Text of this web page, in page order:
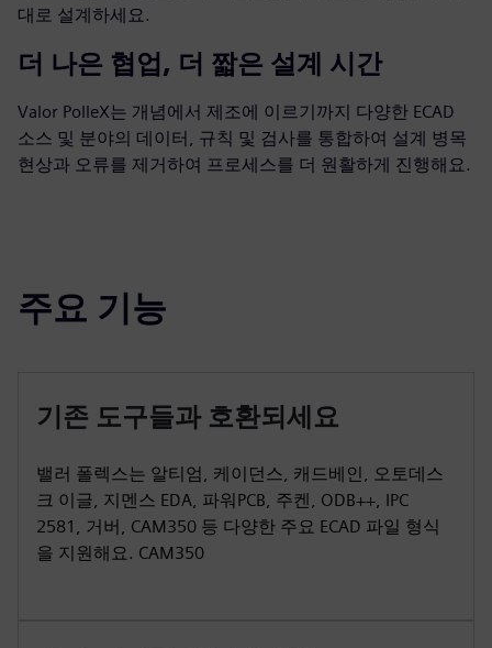
대로 설계하세요.
더 나은 협업, 더 짧은 설계 시간
Valor PolleX는 개념에서 제조에 이르기까지 다양한 ECAD
소스 및 분야의 데이터, 규칙 및 검사를 통합하여 설계 병목
현상과 오류를 제거하여 프로세스를 더 원활하게 진행해요.
주요 기능
기존 도구들과 호환되세요
밸러 폴렉스는 알티엄, 케이던스, 캐드베인, 오토데스
크 이글, 지멘스 EDA, 파워PCB, 주켄, ODB++, IPC
2581, 거버, CAM350 등 다양한 주요 ECAD 파일 형식
을 지원해요. CAM350